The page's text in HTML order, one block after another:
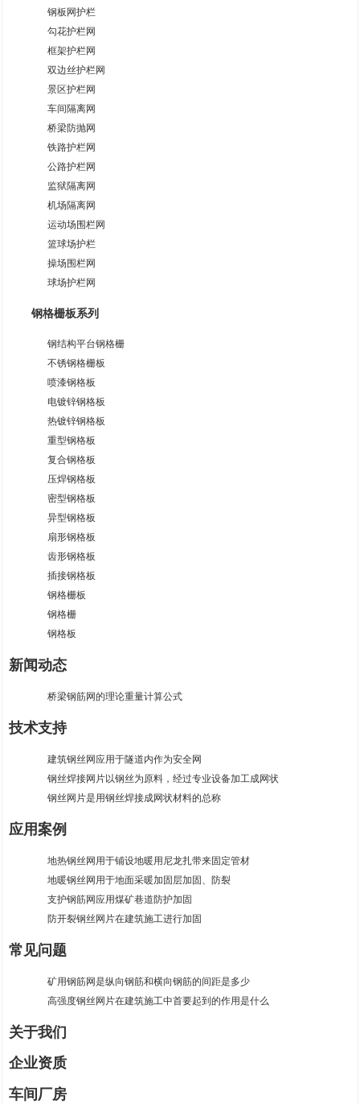
钢板网护栏
勾花护栏网
框架护栏网
双边丝护栏网
景区护栏网
车间隔离网
桥梁防抛网
铁路护栏网
公路护栏网
监狱隔离网
机场隔离网
运动场围栏网
篮球场护栏
操场围栏网
球场护栏网
钢格栅板系列
钢结构平台钢格栅
不锈钢格栅板
喷漆钢格板
电镀锌钢格板
热镀锌钢格板
重型钢格板
复合钢格板
压焊钢格板
密型钢格板
异型钢格板
扇形钢格板
齿形钢格板
插接钢格板
钢格栅板
钢格栅
钢格板
新闻动态
桥梁钢筋网的理论重量计算公式
技术支持
建筑钢丝网应用于隧道内作为安全网
钢丝焊接网片以钢丝为原料，经过专业设备加工成网状
钢丝网片是用钢丝焊接成网状材料的总称
应用案例
地热钢丝网用于铺设地暖用尼龙扎带来固定管材
地暖钢丝网用于地面采暖加固层加固、防裂
支护钢筋网应用煤矿巷道防护加固
防开裂钢丝网片在建筑施工进行加固
常见问题
矿用钢筋网是纵向钢筋和横向钢筋的间距是多少
高强度钢丝网片在建筑施工中首要起到的作用是什么
关于我们
企业资质
车间厂房